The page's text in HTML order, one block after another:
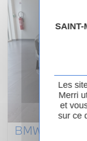
BMW X1 U11
SAINT-
Les
Merri
et
sur ce